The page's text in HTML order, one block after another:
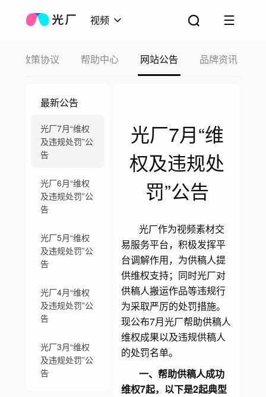
视频
政策协议 帮助中心 网站公告 品牌资讯
最新公告
光厂7月“维权
及违规处罚”公
告
光厂6月“维权
及违规处罚”公
告
光厂5月“维权
及违规处罚”公
告
光厂4月“维权
及违规处罚”公
告
光厂3月“维权
及违规处罚”公
告
光厂7月“维
权及违规处
罚”公告
光厂作为视频素材交
易服务平台，积极发挥平
台调解作用，为供稿人提
供维权支持；同时光厂对
供稿人搬运作品等违规行
为采取严厉的处罚措施。
现公布7月光厂帮助供稿人
维权成果以及违规供稿人
的处罚名单。
一、帮助供稿人成功
维权7起，以下是2起典型